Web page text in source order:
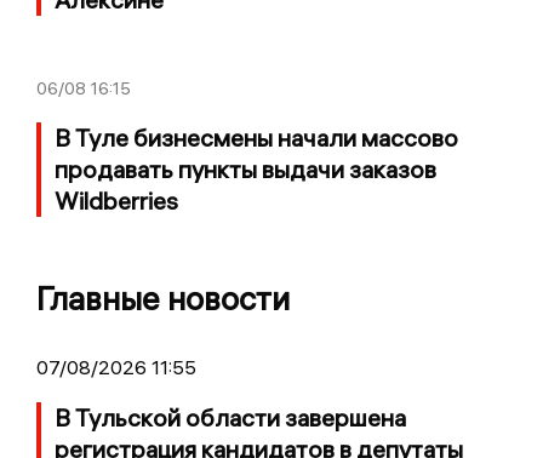
06/08 16:15
В Туле бизнесмены начали массово
продавать пункты выдачи заказов
Wildberries
Главные новости
07/08/2026 11:55
В Тульской области завершена
регистрация кандидатов в депутаты